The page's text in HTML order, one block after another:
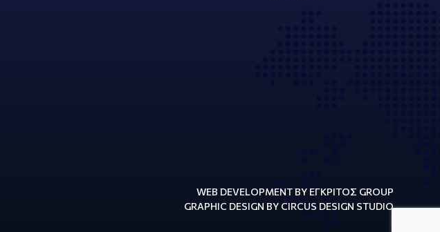
WEB DEVELOPMENT BY ΕΓΚΡΙΤΟΣ GROUP
GRAPHIC DESIGN BY CIRCUS DESIGN STUDIO